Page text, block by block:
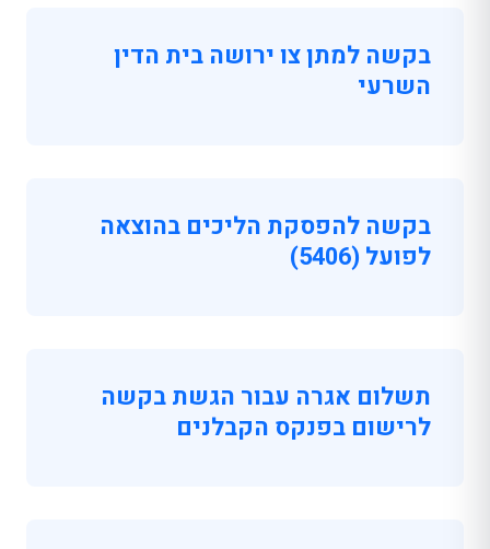
בקשה למתן צו ירושה בית הדין
השרעי
בקשה להפסקת הליכים בהוצאה
לפועל (5406)
תשלום אגרה עבור הגשת בקשה
לרישום בפנקס הקבלנים